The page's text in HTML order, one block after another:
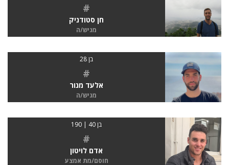
#
חן סטודניק
מגיש/ה
בן 28
#
אלעד מנור
מגיש/ה
בן 40 | 190
#
אדם לויטון
חוסם/מת אמצע